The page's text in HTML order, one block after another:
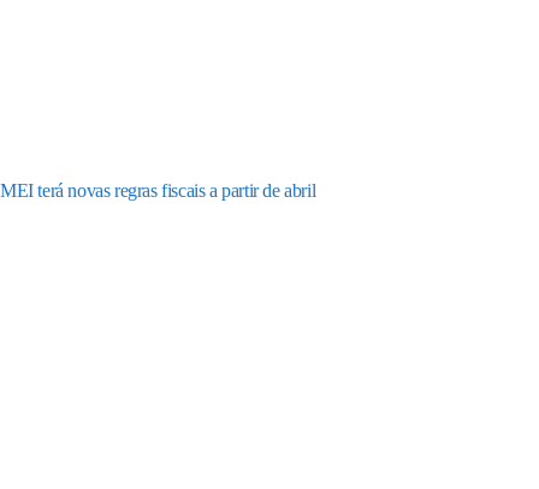
MEI terá novas regras fiscais a partir de abril